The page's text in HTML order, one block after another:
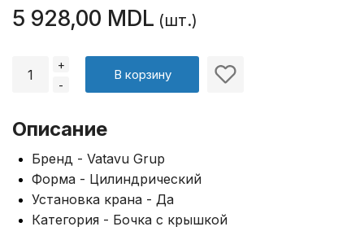
5 928,00 MDL (шт.)
+
-
В корзину
Описание
Бренд - Vatavu Grup
Форма - Цилиндрический
Установка крана - Да
Категория - Бочка с крышкой